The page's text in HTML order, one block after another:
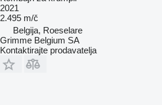
2021
2.495 m/č
Belgija, Roeselare
Grimme Belgium SA
Kontaktirajte prodavatelja